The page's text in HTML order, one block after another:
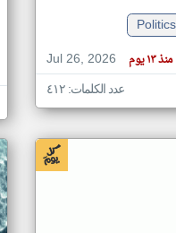
Politics
Jul 26, 2026
منذ ١٣ يوم
عدد الكلمات: ٤١٢